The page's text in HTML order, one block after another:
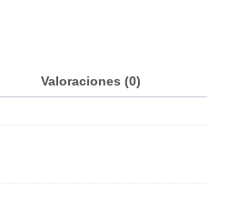
Valoraciones (0)